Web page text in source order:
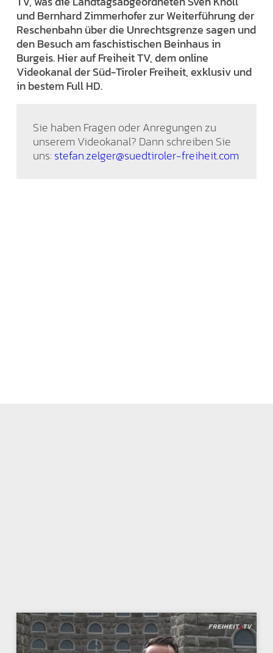
und Bernhard Zimmerhofer zur Weiterführung der
Reschenbahn über die Unrechtsgrenze sagen und
den Besuch am faschistischen Beinhaus in
Burgeis. Hier auf Freiheit TV, dem online
Videokanal der Süd-Tiroler Freiheit, exklusiv und
in bestem Full HD.
Sie haben Fragen oder Anregungen zu
unserem Videokanal? Dann schreiben Sie
uns: stefan.zelger@suedtiroler-freiheit.com